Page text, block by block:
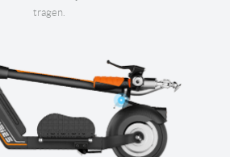
tragen.